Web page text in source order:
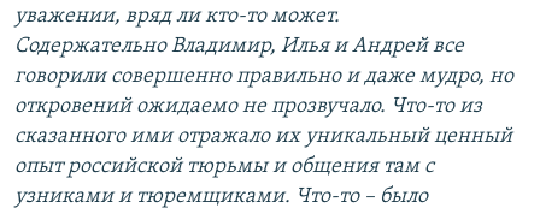
уважении, вряд ли кто-то может.
Содержательно Владимир, Илья и Андрей все
говорили совершенно правильно и даже мудро, но
откровений ожидаемо не прозвучало. Что-то из
сказанного ими отражало их уникальный ценный
опыт российской тюрьмы и общения там с
узниками и тюремщиками. Что-то – было